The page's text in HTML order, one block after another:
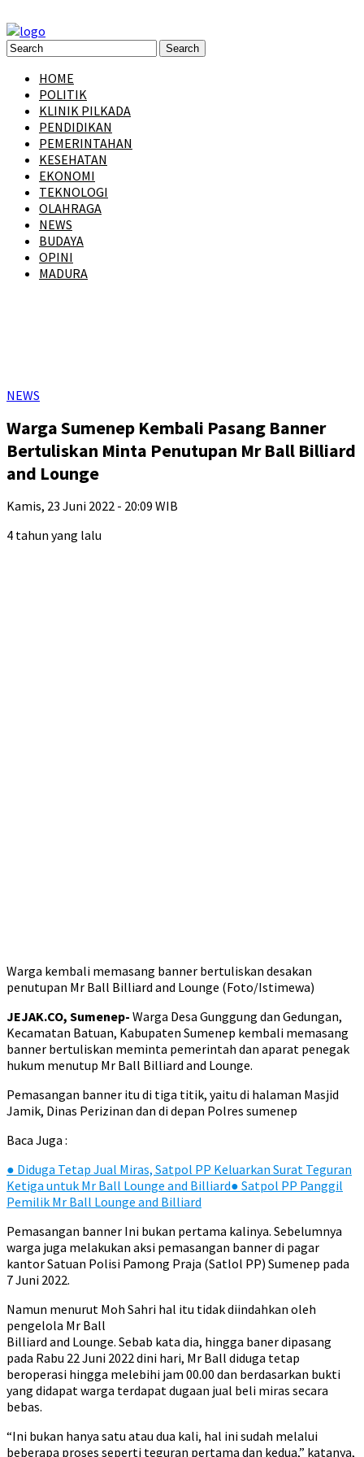
HOME
POLITIK
KLINIK PILKADA
PENDIDIKAN
PEMERINTAHAN
KESEHATAN
EKONOMI
TEKNOLOGI
OLAHRAGA
NEWS
BUDAYA
OPINI
MADURA
NEWS
Warga Sumenep Kembali Pasang Banner
Bertuliskan Minta Penutupan Mr Ball Billiard
and Lounge
Kamis, 23 Juni 2022 - 20:09 WIB
4 tahun yang lalu
Warga kembali memasang banner bertuliskan desakan
penutupan Mr Ball Billiard and Lounge (Foto/Istimewa)
JEJAK.CO, Sumenep- Warga Desa Gunggung dan Gedungan,
Kecamatan Batuan, Kabupaten Sumenep kembali memasang
banner bertuliskan meminta pemerintah dan aparat penegak
hukum menutup Mr Ball Billiard and Lounge.
Pemasangan banner itu di tiga titik, yaitu di halaman Masjid
Jamik, Dinas Perizinan dan di depan Polres sumenep
Baca Juga :
● Diduga Tetap Jual Miras, Satpol PP Keluarkan Surat Teguran
Ketiga untuk Mr Ball Lounge and Billiard● Satpol PP Panggil
Pemilik Mr Ball Lounge and Billiard
Pemasangan banner Ini bukan pertama kalinya. Sebelumnya
warga juga melakukan aksi pemasangan banner di pagar
kantor Satuan Polisi Pamong Praja (Satlol PP) Sumenep pada
7 Juni 2022.
Namun menurut Moh Sahri hal itu tidak diindahkan oleh
pengelola Mr Ball
Billiard and Lounge. Sebab kata dia, hingga baner dipasang
pada Rabu 22 Juni 2022 dini hari, Mr Ball diduga tetap
beroperasi hingga melebihi jam 00.00 dan berdasarkan bukti
yang didapat warga terdapat dugaan jual beli miras secara
bebas.
“Ini bukan hanya satu atau dua kali, hal ini sudah melalui
beberapa proses seperti teguran pertama dan kedua,” katanya,